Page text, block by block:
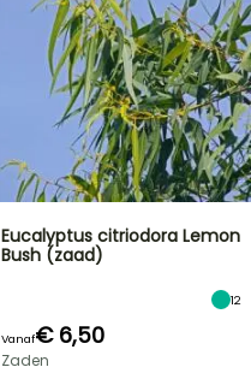
Eucalyptus citriodora Lemon
Bush (zaad)
12
Vanaf€ 6,50
Zaden